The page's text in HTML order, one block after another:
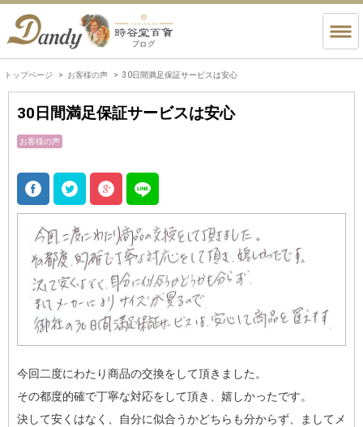
トップページ お客様の声 30日間満足保証サービスは安心
30日間満足保証サービスは安心
お客様の声
今回二度にわたり商品の交換をして頂きました。
その都度的確で丁寧な対応をして頂き、嬉しかったです。
決して安くはなく、自分に似合うかどちらも分からず、ましてメ